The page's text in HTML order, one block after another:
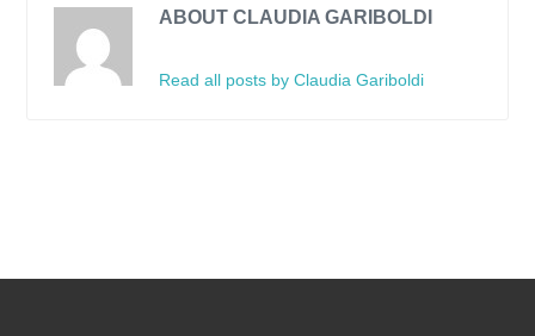
ABOUT CLAUDIA GARIBOLDI
Read all posts by Claudia Gariboldi